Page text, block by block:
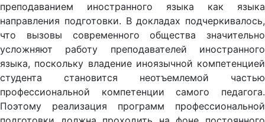
преподаванием иностранного языка как языка
направления подготовки. В докладах подчеркивалось,
что вызовы современного общества значительно
усложняют работу преподавателей иностранного
языка, поскольку владение иноязычной компетенцией
студента становится неотъемлемой частью
профессиональной компетенции самого педагога.
Поэтому реализация программ профессиональной